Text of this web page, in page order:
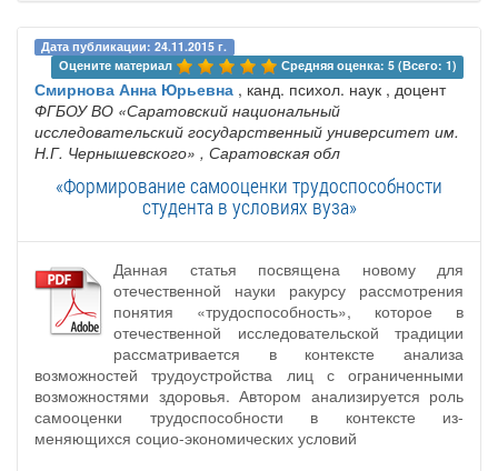
Дата публикации: 24.11.2015 г.
Оцените материал
Средняя оценка: 5 (Всего: 1)
Смирнова Анна Юрьевна , канд. психол. наук , доцент
ФГБОУ ВО «Саратовский национальный
исследовательский государственный университет им.
Н.Г. Чернышевского» , Саратовская обл
«Формирование самооценки трудоспособности
студента в условиях вуза»
Данная статья посвящена новому для
отечественной науки ракурсу рассмотрения
понятия «трудоспособность», которое в
отечественной исследовательской традиции
рассматривается в контексте анализа
возможностей трудоустройства лиц с ограниченными
возможностями здоровья. Автором анализируется роль
самооценки трудоспособности в контексте из-
меняющихся социо-экономических условий